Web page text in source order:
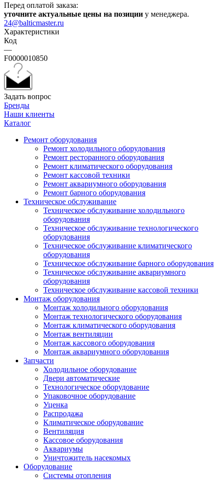
Перед оплатой заказа:
уточните актуальные цены на позиции у менеджера.
24@balticmaster.ru
Характеристики
Код
—
F0000010850
Задать вопрос
Бренды
Наши клиенты
Каталог
Ремонт оборудования
Ремонт холодильного оборудования
Ремонт ресторанного оборудования
Ремонт климатического оборудования
Ремонт кассовой техники
Ремонт аквариумного оборудования
Ремонт барного оборудования
Техническое обслуживание
Техническое обслуживание холодильного
оборудования
Техническое обслуживание технологического
оборудования
Техническое обслуживание климатического
оборудования
Техническое обслуживание барного оборудования
Техническое обслуживание аквариумного
оборудования
Техническое обслуживание кассовой техники
Монтаж оборудования
Монтаж холодильного оборудования
Монтаж технологического оборудования
Монтаж климатического оборудования
Монтаж вентиляции
Монтаж кассового оборудования
Монтаж аквариумного оборудования
Запчасти
Холодильное оборудование
Двери автоматические
Технологическое оборудование
Упаковочное оборудование
Уценка
Распродажа
Климатическое оборудование
Вентиляция
Кассовое оборудования
Аквариумы
Уничтожитель насекомых
Оборудование
Системы отопления